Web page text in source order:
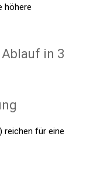
höhere
in 3
reichen für eine